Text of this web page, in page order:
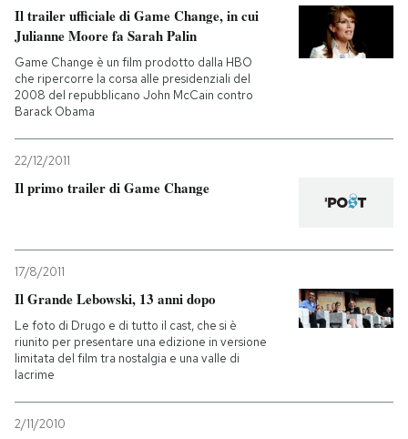
Il trailer ufficiale di Game Change, in cui
Julianne Moore fa Sarah Palin
Game Change è un film prodotto dalla HBO
che ripercorre la corsa alle presidenziali del
2008 del repubblicano John McCain contro
Barack Obama
22/12/2011
Il primo trailer di Game Change
17/8/2011
Il Grande Lebowski, 13 anni dopo
Le foto di Drugo e di tutto il cast, che si è
riunito per presentare una edizione in versione
limitata del film tra nostalgia e una valle di
lacrime
2/11/2010